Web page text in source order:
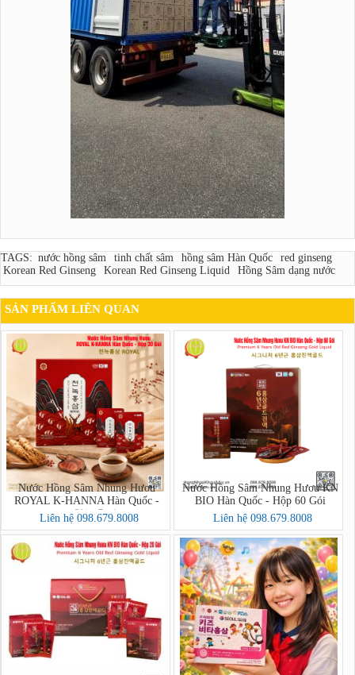
TAGS: nước hồng sâm tinh chất sâm hồng sâm Hàn Quốc
red ginseng
Korean Red Ginseng
Korean Red Ginseng Liquid Hồng Sâm dạng nước
SẢN PHẨM LIÊN QUAN
Nước Hồng Sâm Nhung Hươu
ROYAL K-HANNA Hàn Quốc -
Hộp 30 Gói (천녹홍삼 ROYAL)
Liên hệ 098.679.8008
Nước Hồng Sâm Nhung Hươu KN
BIO Hàn Quốc - Hộp 60 Gói
Liên hệ 098.679.8008